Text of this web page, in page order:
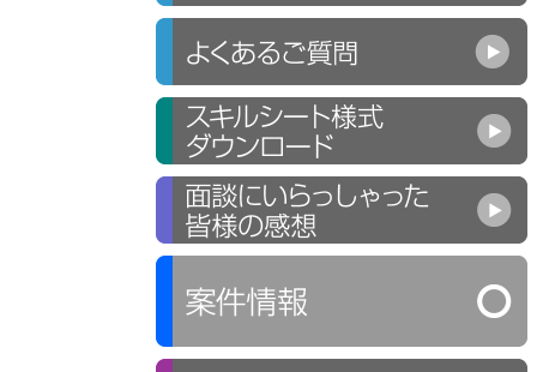
築完了し、2025年12
月～運用開始していま
2026年現時点は、運
用フェーズです
・ドキュメント作成経験
(運用フロー図、手順書
、設計書、報告書など)
尚可スキル:
・ITIL資格(Foundation
以上)または同等の知
識/経験
・運用改善、業務改革
(BPR)プロジェクトの
経験
・テンプレート設計/標準
化の経験
・変更管理、構成管理プ
ロセスの導入/定着経験